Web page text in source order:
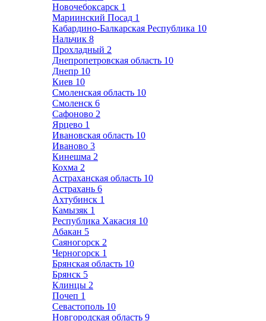
Новочебоксарск 1
Мариинский Посад 1
Кабардино-Балкарская Республика 10
Нальчик 8
Прохладный 2
Днепропетровская область 10
Днепр 10
Киев 10
Смоленская область 10
Смоленск 6
Сафоново 2
Ярцево 1
Ивановская область 10
Иваново 3
Кинешма 2
Кохма 2
Астраханская область 10
Астрахань 6
Ахтубинск 1
Камызяк 1
Республика Хакасия 10
Абакан 5
Саяногорск 2
Черногорск 1
Брянская область 10
Брянск 5
Клинцы 2
Почеп 1
Севастополь 10
Новгородская область 9